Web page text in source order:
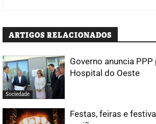
ARTIGOS RELACIONADOS
Sociedade
Governo anuncia PPP
Hospital do Oeste
Festas, feiras e